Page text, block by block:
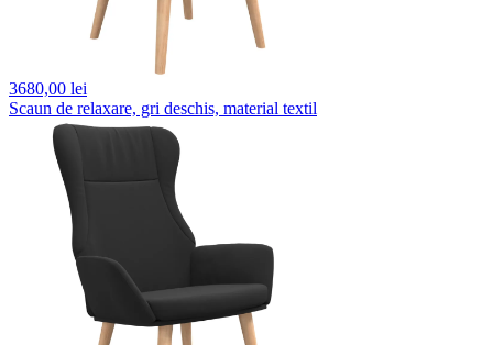
3680,00 lei
Scaun de relaxare, gri deschis, material textil